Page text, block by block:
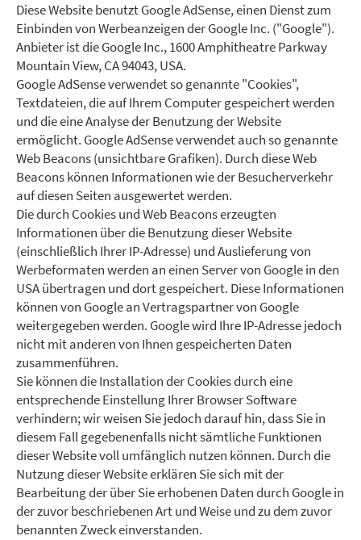
Diese Website benutzt Google AdSense, einen Dienst zum
Einbinden von Werbeanzeigen der Google Inc. ("Google").
Anbieter ist die Google Inc., 1600 Amphitheatre Parkway
Mountain View, CA 94043, USA.
Google AdSense verwendet so genannte "Cookies",
Textdateien, die auf Ihrem Computer gespeichert werden
und die eine Analyse der Benutzung der Website
ermöglicht. Google AdSense verwendet auch so genannte
Web Beacons (unsichtbare Grafiken). Durch diese Web
Beacons können Informationen wie der Besucherverkehr
auf diesen Seiten ausgewertet werden.
Die durch Cookies und Web Beacons erzeugten
Informationen über die Benutzung dieser Website
(einschließlich Ihrer IP-Adresse) und Auslieferung von
Werbeformaten werden an einen Server von Google in den
USA übertragen und dort gespeichert. Diese Informationen
können von Google an Vertragspartner von Google
weitergegeben werden. Google wird Ihre IP-Adresse jedoch
nicht mit anderen von Ihnen gespeicherten Daten
zusammenführen.
Sie können die Installation der Cookies durch eine
entsprechende Einstellung Ihrer Browser Software
verhindern; wir weisen Sie jedoch darauf hin, dass Sie in
diesem Fall gegebenenfalls nicht sämtliche Funktionen
dieser Website voll umfänglich nutzen können. Durch die
Nutzung dieser Website erklären Sie sich mit der
Bearbeitung der über Sie erhobenen Daten durch Google in
der zuvor beschriebenen Art und Weise und zu dem zuvor
benannten Zweck einverstanden.